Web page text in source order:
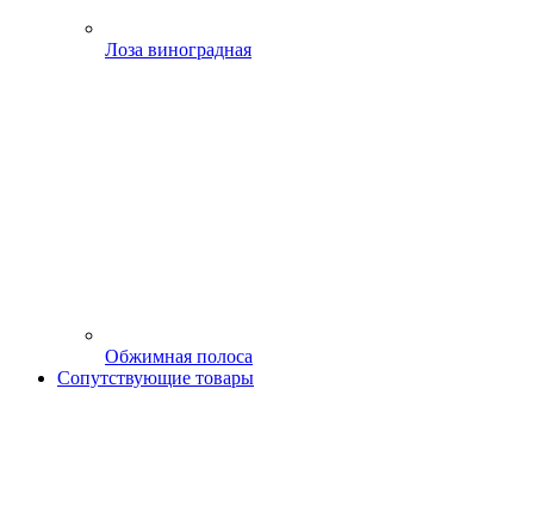
Лоза виноградная
Обжимная полоса
Сопутствующие товары